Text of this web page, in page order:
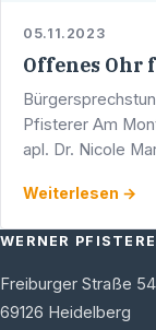
05.11.2023
Offenes Ohr
Pfisterer Am
apl. Dr. Nicole
…
Weiterlesen →
WERNER
Freiburger Straße 54
69126 Heidelberg